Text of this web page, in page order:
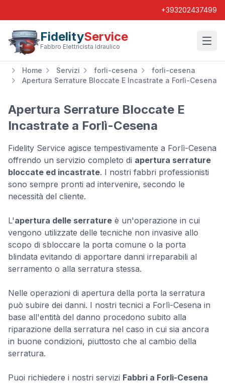
+393202437499
FidelityService
Fabbro Elettricista Idraulico
Home Servizi forli-cesena
forli-cesena
Apertura Serrature Bloccate E Incastrate a Forlì-Cesena
Apertura Serrature Bloccate E
Incastrate a Forlì-Cesena
Fidelity Service agisce tempestivamente a Forlì-Cesena
offrendo un servizio completo di apertura serrature
bloccate ed incastrate. I nostri fabbri professionisti
sono sempre pronti ad intervenire, secondo le
necessità del cliente.
L'apertura delle serrature è un'operazione in cui
vengono utilizzate delle tecniche non invasive allo
scopo di sbloccare la porta comune o la porta
blindata evitando di apportare danni irreparabili al
serramento o alla serratura stessa.
Nelle operazioni di apertura della porta la serratura
può subire dei danni. I nostri tecnici a Forlì-Cesena in
base all'entità del danno procedono subito alla
riparazione della serratura nel caso in cui sia ancora
in buone condizioni, piuttosto che al cambio della
serratura.
Puoi richiedere i nostri servizi Fabbri a Forlì-Cesena